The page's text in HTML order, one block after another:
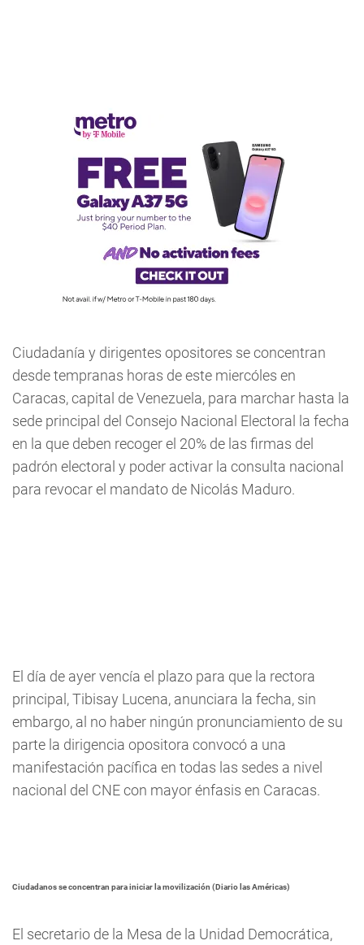
Ciudadanía y dirigentes opositores se concentran
desde tempranas horas de este miercóles en
Caracas, capital de Venezuela, para marchar hasta la
sede principal del Consejo Nacional Electoral la fecha
en la que deben recoger el 20% de las firmas del
padrón electoral y poder activar la consulta nacional
para revocar el mandato de Nicolás Maduro.
El día de ayer vencía el plazo para que la rectora
principal, Tibisay Lucena, anunciara la fecha, sin
embargo, al no haber ningún pronunciamiento de su
parte la dirigencia opositora convocó a una
manifestación pacífica en todas las sedes a nivel
nacional del CNE con mayor énfasis en Caracas.
Ciudadanos se concentran para iniciar la movilización (Diario las Américas)
El secretario de la Mesa de la Unidad Democrática,